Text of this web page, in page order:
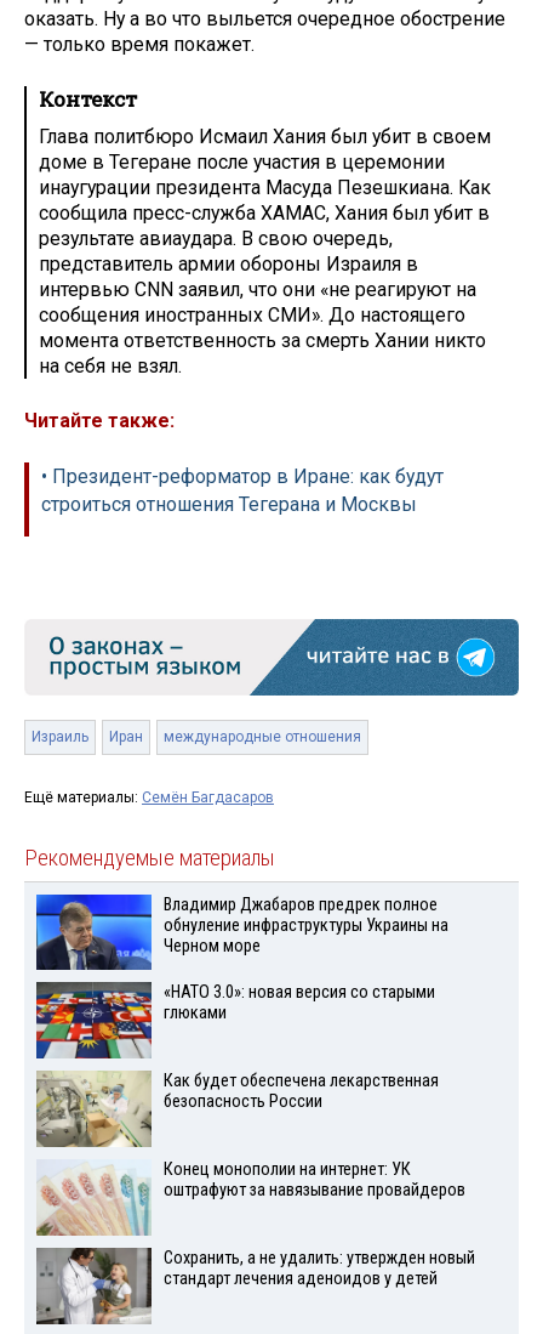
оказать. Ну а во что выльется очередное обострение
— только время покажет.
Контекст
Глава политбюро Исмаил Хания был убит в своем
доме в Тегеране после участия в церемонии
инаугурации президента Масуда Пезешкиана. Как
сообщила пресс-служба ХАМАС, Хания был убит в
результате авиаудара. В свою очередь,
представитель армии обороны Израиля в
интервью CNN заявил, что они «не реагируют на
сообщения иностранных СМИ». До настоящего
момента ответственность за смерть Хании никто
на себя не взял.
Читайте также:
• Президент-реформатор в Иране: как будут
строиться отношения Тегерана и Москвы
Израиль Иран международные отношения
Ещё материалы: Семён Багдасаров
Рекомендуемые материалы
Владимир Джабаров предрек полное
обнуление инфраструктуры Украины на
Черном море
«НАТО 3.0»: новая версия со старыми
глюками
Как будет обеспечена лекарственная
безопасность России
Конец монополии на интернет: УК
оштрафуют за навязывание провайдеров
Сохранить, а не удалить: утвержден новый
стандарт лечения аденоидов у детей